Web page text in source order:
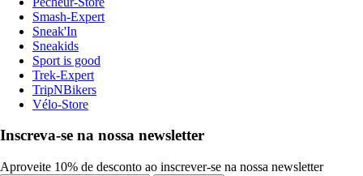
Smash-Expert
Sneak'In
Sneakids
Sport is good
Trek-Expert
TripNBikers
Vélo-Store
Inscreva-se na nossa newsletter
Aproveite 10% de desconto ao inscrever-se na nossa newsletter